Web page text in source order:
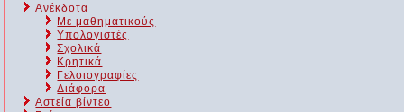
Ανέκδοτα
Με μαθηματικούς
Υπολογιστές
Σχολικά
Κρητικά
Γελοιογραφίες
Διάφορα
Αστεία βίντεο